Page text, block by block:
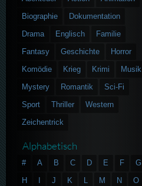
Biographie
Dokumentation
Drama
Englisch
Familie
Fantasy
Geschichte
Horror
Komödie
Krieg Krimi
Musik
Mystery
Romantik
Sci-Fi
Sport
Thriller
Western
Zeichentrick
Alphabetisch
# A B C D E F
G
H
J K L M N
O